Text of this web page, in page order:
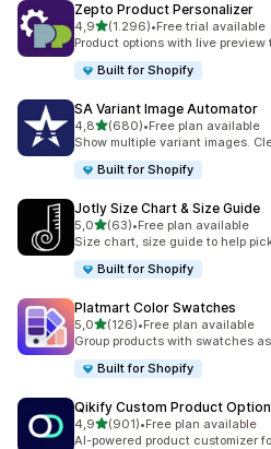
Zepto Product Personalizer
4,95 yıldız üzerinden
(1.296)
toplam 1296 değerlendirme
•Free trial available
Product options with live
Built for Shopify
SA Variant Image Automator
4,85 yıldız üzerinden
(680)
toplam 680 değerlendirme
•Free plan available
Show multiple variant images.
Built for Shopify
Jotly Size Chart & Size Guide
5,05 yıldız üzerinden
(63)
toplam 63 değerlendirme
•Free plan available
Size chart, size guide to help
Built for Shopify
Platmart Color Swatches
5,05 yıldız üzerinden
(126)
toplam 126 değerlendirme
•Free plan available
Group products with swatches
Built for Shopify
Qikify Custom Product
4,95 yıldız üzerinden
(901)
toplam 901 değerlendirme
•Free plan available
AI-powered product customizer